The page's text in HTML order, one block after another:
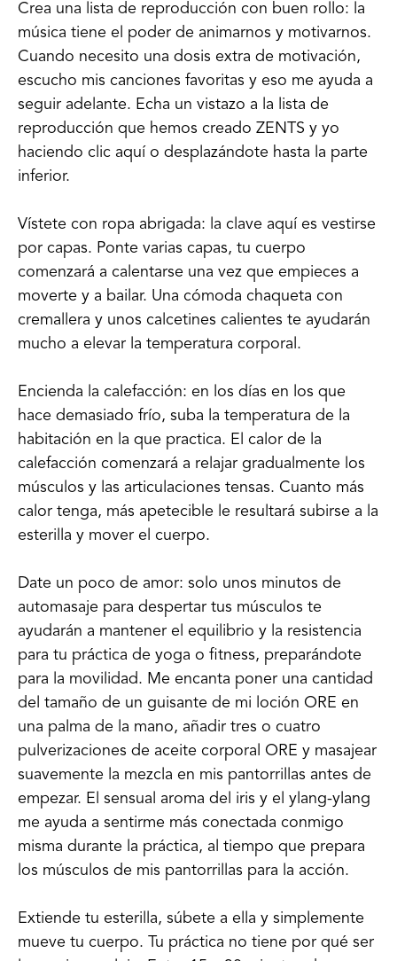
Crea una lista de reproducción con buen rollo: la
música tiene el poder de animarnos y motivarnos.
Cuando necesito una dosis extra de motivación,
escucho mis canciones favoritas y eso me ayuda a
seguir adelante. Echa un vistazo a la lista de
reproducción que hemos creado ZENTS y yo
haciendo clic aquí o desplazándote hasta la parte
inferior.
Vístete con ropa abrigada: la clave aquí es vestirse
por capas. Ponte varias capas, tu cuerpo
comenzará a calentarse una vez que empieces a
moverte y a bailar. Una cómoda chaqueta con
cremallera y unos calcetines calientes te ayudarán
mucho a elevar la temperatura corporal.
Encienda la calefacción: en los días en los que
hace demasiado frío, suba la temperatura de la
habitación en la que practica. El calor de la
calefacción comenzará a relajar gradualmente los
músculos y las articulaciones tensas. Cuanto más
calor tenga, más apetecible le resultará subirse a la
esterilla y mover el cuerpo.
Date un poco de amor: solo unos minutos de
automasaje para despertar tus músculos te
ayudarán a mantener el equilibrio y la resistencia
para tu práctica de yoga o fitness, preparándote
para la movilidad. Me encanta poner una cantidad
del tamaño de un guisante de mi loción ORE en
una palma de la mano, añadir tres o cuatro
pulverizaciones de aceite corporal ORE y masajear
suavemente la mezcla en mis pantorrillas antes de
empezar. El sensual aroma del iris y el ylang-ylang
me ayuda a sentirme más conectada conmigo
misma durante la práctica, al tiempo que prepara
los músculos de mis pantorrillas para la acción.
Extiende tu esterilla, súbete a ella y simplemente
mueve tu cuerpo. Tu práctica no tiene por qué ser